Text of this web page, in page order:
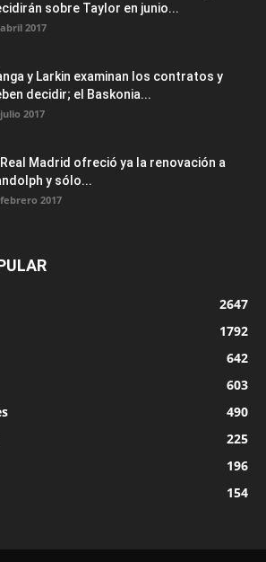
sobre Taylor en junio...
2017
y Larkin examinan los contratos y
decidir; el Baskonia...
2017
Real Madrid ofreció ya la renovación a
y sólo...
2017
2647
1792
642
603
490
225
196
154